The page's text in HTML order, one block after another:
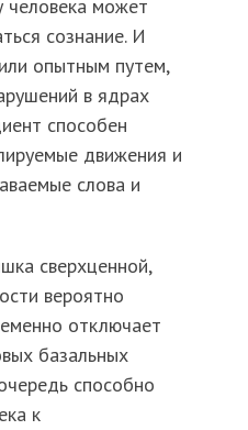
человека может
сознание. И
опытным путем,
в ядрах
способен
движения и
слова и
сверхценной,
вероятно
отключает
базальных
способно
к